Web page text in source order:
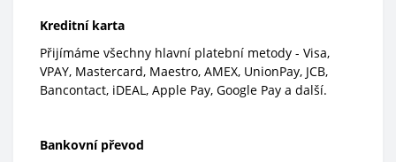
Kreditní karta
Přijímáme všechny hlavní platební metody - Visa,
VPAY, Mastercard, Maestro, AMEX, UnionPay, JCB,
Bancontact, iDEAL, Apple Pay, Google Pay a další.
Bankovní převod